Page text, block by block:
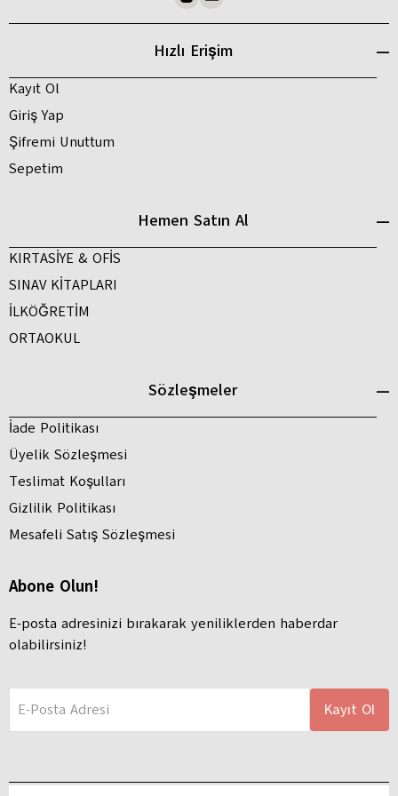
Hızlı Erişim
Kayıt Ol
Giriş Yap
Şifremi Unuttum
Sepetim
Hemen Satın Al
KIRTASİYE & OFİS
SINAV KİTAPLARI
İLKÖĞRETİM
ORTAOKUL
Sözleşmeler
İade Politikası
Üyelik Sözleşmesi
Teslimat Koşulları
Gizlilik Politikası
Mesafeli Satış Sözleşmesi
Abone Olun!
E-posta adresinizi bırakarak yeniliklerden haberdar
olabilirsiniz!
E-Posta Adresi Kayıt Ol